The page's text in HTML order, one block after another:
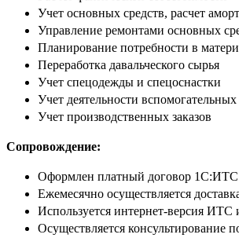
Учет основных средств, расчет
Управление ремонтами основных
Планирование потребности в
Переработка давальческого сырья
Учет спецодежды и спецоснастки
Учет деятельности
Учет производственных заказов
Сопровождение:
Оформлен платный договор 1С:ИТС
Ежемесячно осуществляется
Используется интернет-версия
Осуществляется